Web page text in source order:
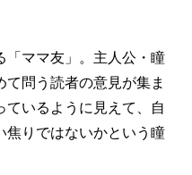
「ママ友」。主人公・瞳
問う読者の意見が集ま
ているように見えて、自
焦りではないかという瞳